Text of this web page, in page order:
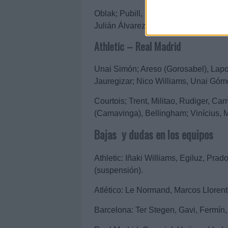
Oblak; Pubill, Giménez, Lenglet,
Julián Álvarez.
Athletic – Real Madrid
Unai Simón; Areso (Gorosabel),
Jauregizar; Nico Williams, Unai
Courtois; Trent, Militao, Rudiger,
(Camavinga), Bellingham; Vinícius,
Bajas y dudas en los equipos
Athletic: Iñaki Williams, Egiluz,
(suspensión).
Atlético: Le Normand, Marcos
Barcelona: Ter Stegen, Gavi,